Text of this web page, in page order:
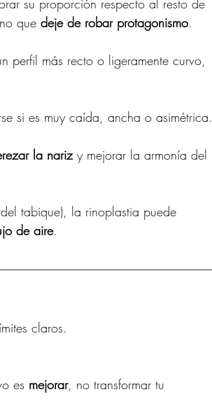
su proporción respecto al resto de
que deje de robar protagonismo.
perfil más recto o ligeramente curvo,
si es muy caída, ancha o asimétrica.
la nariz y mejorar la armonía del
tabique), la rinoplastia puede
de aire.
claros.
es mejorar, no transformar tu